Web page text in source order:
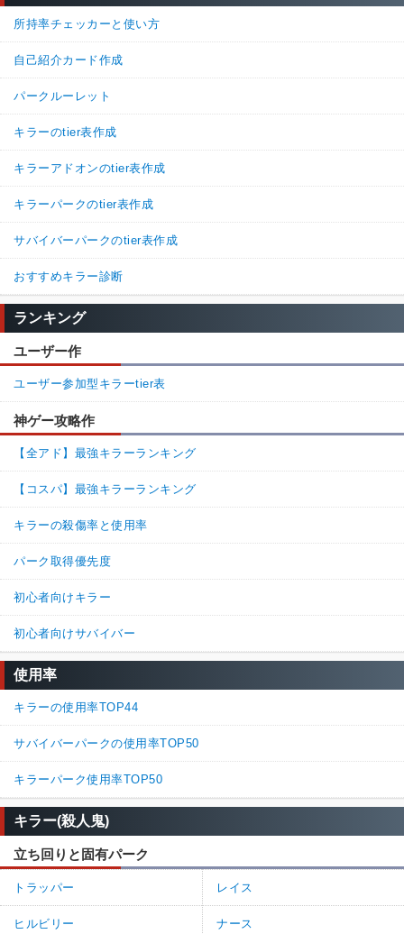
所持率チェッカーと使い方
自己紹介カード作成
パークルーレット
キラーのtier表作成
キラーアドオンのtier表作成
キラーパークのtier表作成
サバイバーパークのtier表作成
おすすめキラー診断
ランキング
ユーザー作
ユーザー参加型キラーtier表
神ゲー攻略作
【全アド】最強キラーランキング
【コスパ】最強キラーランキング
キラーの殺傷率と使用率
パーク取得優先度
初心者向けキラー
初心者向けサバイバー
使用率
キラーの使用率TOP44
サバイバーパークの使用率TOP50
キラーパーク使用率TOP50
キラー(殺人鬼)
立ち回りと固有パーク
トラッパー レイス
ヒルビリー ナース